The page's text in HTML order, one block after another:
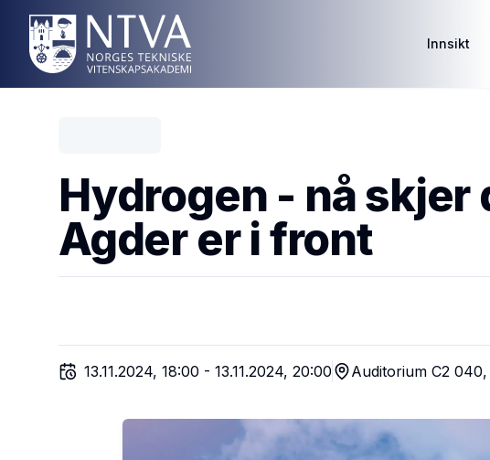
Innsikt
Hydrogen - nå skjer
Agder er i front
13.11.2024, 18:00 - 13.11.2024, 20:00 Auditorium C2